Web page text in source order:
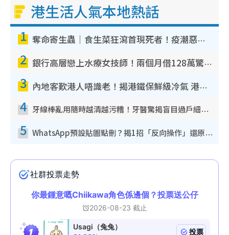
港生活人氣本地熱話
1 奪命寄生蟲｜食生菜狂瀉首現死者！疫潮惡化錄1.8萬宗病例 揭洗菜3大謬誤
2 銀行高層戀上水療女技師！兩個月借128萬驚覺「沉船」沉落火海 揭背後疑似邪教操控賣淫
3 內地客歎港人唔識老！揭港鐵保鮮級冷氣 港人求放過：咪投訴
4 牙線棒亂用隨時越清越污糟！牙醫驚揭盲目過戶細菌恐致蛀牙：呢種先係日常真保養
5 WhatsApp預設貼圖點刪？揭1招「反向操作」還原簡潔介面 附3步實測教學